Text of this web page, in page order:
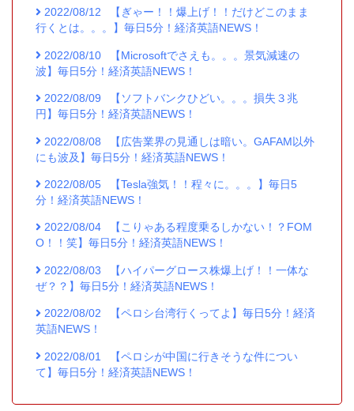
2022/08/12
【ぎゃー！！爆上げ！！だけどこのまま
行くとは。。。】毎日5分！経済英語NEWS！
2022/08/10
【Microsoftでさえも。。。景気減速の
波】毎日5分！経済英語NEWS！
2022/08/09
【ソフトバンクひどい。。。損失３兆
円】毎日5分！経済英語NEWS！
2022/08/08
【広告業界の見通しは暗い。GAFAM以外
にも波及】毎日5分！経済英語NEWS！
2022/08/05
【Tesla強気！！程々に。。。】毎日5
分！経済英語NEWS！
2022/08/04
【こりゃある程度乗るしかない！？FOM
O！！笑】毎日5分！経済英語NEWS！
2022/08/03
【ハイパーグロース株爆上げ！！一体な
ぜ？？】毎日5分！経済英語NEWS！
2022/08/02
【ペロシ台湾行くってよ】毎日5分！経済
英語NEWS！
2022/08/01
【ペロシが中国に行きそうな件につい
て】毎日5分！経済英語NEWS！